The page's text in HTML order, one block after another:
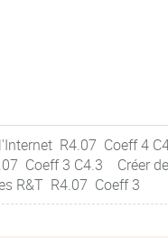
R4.07 Coeff 4
Coeff 3 C4.3 Créer
R&T R4.07 Coeff 3